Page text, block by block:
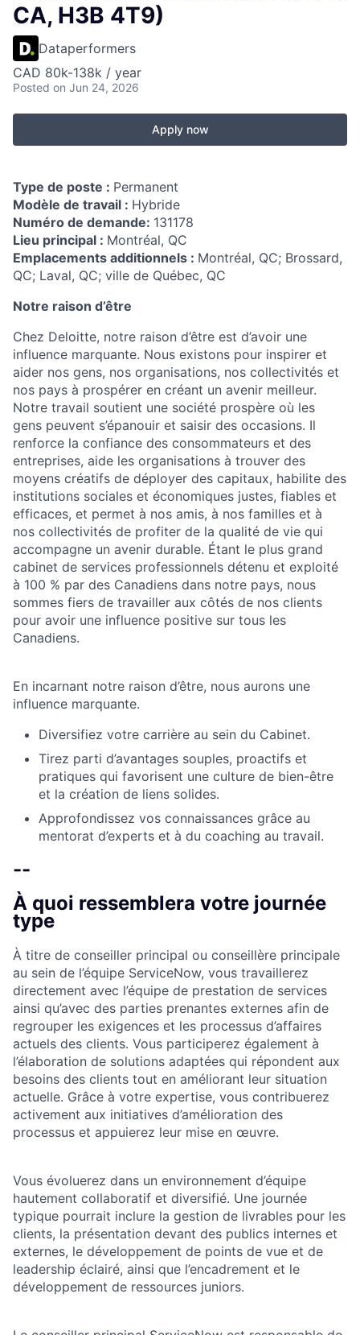
CA, H3B 4T9)
Dataperformers
CAD 80k-138k / year
Posted on Jun 24, 2026
Apply now
Type de poste : Permanent
Modèle de travail : Hybride
Numéro de demande: 131178
Lieu principal : Montréal, QC
Emplacements additionnels : Montréal, QC; Brossard,
QC; Laval, QC; ville de Québec, QC
Notre raison d’être
Chez Deloitte, notre raison d’être est d’avoir une
influence marquante. Nous existons pour inspirer et
aider nos gens, nos organisations, nos collectivités et
nos pays à prospérer en créant un avenir meilleur.
Notre travail soutient une société prospère où les
gens peuvent s’épanouir et saisir des occasions. Il
renforce la confiance des consommateurs et des
entreprises, aide les organisations à trouver des
moyens créatifs de déployer des capitaux, habilite des
institutions sociales et économiques justes, fiables et
efficaces, et permet à nos amis, à nos familles et à
nos collectivités de profiter de la qualité de vie qui
accompagne un avenir durable. Étant le plus grand
cabinet de services professionnels détenu et exploité
à 100 % par des Canadiens dans notre pays, nous
sommes fiers de travailler aux côtés de nos clients
pour avoir une influence positive sur tous les
Canadiens.
En incarnant notre raison d’être, nous aurons une
influence marquante.
Diversifiez votre carrière au sein du Cabinet.
Tirez parti d’avantages souples, proactifs et
pratiques qui favorisent une culture de bien-être
et la création de liens solides.
Approfondissez vos connaissances grâce au
mentorat d’experts et à du coaching au travail.
--
À quoi ressemblera votre journée
type
À titre de conseiller principal ou conseillère principale
au sein de l’équipe ServiceNow, vous travaillerez
directement avec l’équipe de prestation de services
ainsi qu’avec des parties prenantes externes afin de
regrouper les exigences et les processus d’affaires
actuels des clients. Vous participerez également à
l’élaboration de solutions adaptées qui répondent aux
besoins des clients tout en améliorant leur situation
actuelle. Grâce à votre expertise, vous contribuerez
activement aux initiatives d’amélioration des
processus et appuierez leur mise en œuvre.
Vous évoluerez dans un environnement d’équipe
hautement collaboratif et diversifié. Une journée
typique pourrait inclure la gestion de livrables pour les
clients, la présentation devant des publics internes et
externes, le développement de points de vue et de
leadership éclairé, ainsi que l’encadrement et le
développement de ressources juniors.